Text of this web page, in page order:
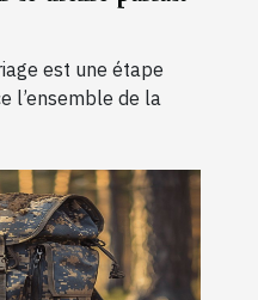
est une étape
l’ensemble de la